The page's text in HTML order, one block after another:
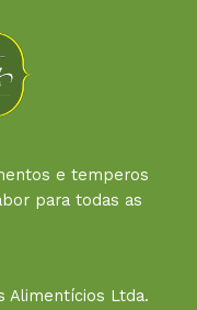
e temperos
para todas as
Alimentícios Ltda.